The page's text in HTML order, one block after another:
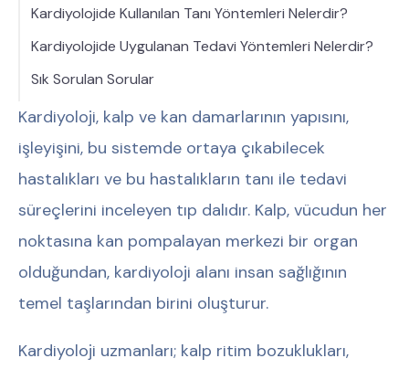
Kardiyolojide Kullanılan Tanı Yöntemleri Nelerdir?
Kardiyolojide Uygulanan Tedavi Yöntemleri Nelerdir?
Sık Sorulan Sorular
Kardiyoloji, kalp ve kan damarlarının yapısını,
işleyişini, bu sistemde ortaya çıkabilecek
hastalıkları ve bu hastalıkların tanı ile tedavi
süreçlerini inceleyen tıp dalıdır. Kalp, vücudun her
noktasına kan pompalayan merkezi bir organ
olduğundan, kardiyoloji alanı insan sağlığının
temel taşlarından birini oluşturur.
Kardiyoloji uzmanları; kalp ritim bozuklukları,